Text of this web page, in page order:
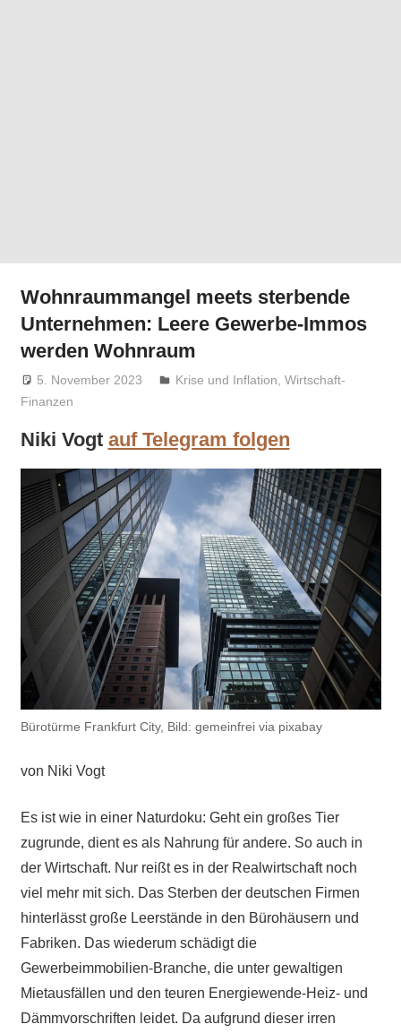
Wohnraummangel meets sterbende
Unternehmen: Leere Gewerbe-Immos
werden Wohnraum
5. November 2023 Niki Vogt
Krise und Inflation,Wirtschaft-
Finanzen
Niki Vogt auf Telegram folgen
Bürotürme Frankfurt City, Bild: gemeinfrei via pixabay
von Niki Vogt
Es ist wie in einer Naturdoku: Geht ein großes Tier
zugrunde, dient es als Nahrung für andere. So auch in
der Wirtschaft. Nur reißt es in der Realwirtschaft noch
viel mehr mit sich. Das Sterben der deutschen Firmen
hinterlässt große Leerstände in den Bürohäusern und
Fabriken. Das wiederum schädigt die
Gewerbeimmobilien-Branche, die unter gewaltigen
Mietausfällen und den teuren Energiewende-Heiz- und
Dämmvorschriften leidet. Da aufgrund dieser irren